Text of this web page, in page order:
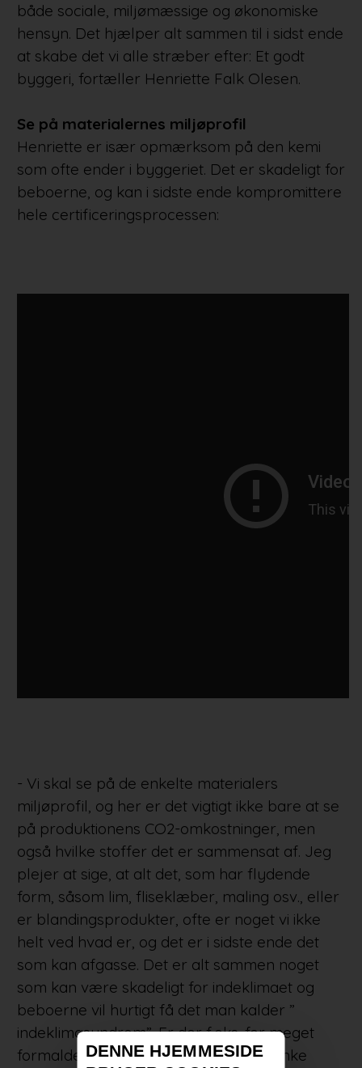
både sociale, miljømæssige og økonomiske
hensyn. Det hjælper alt sammen til i sidst ende
at skabe det vi alle stræber efter: Et godt
byggeri, fortæller Henriette Falk Olesen.
Se på materialernes miljøprofil
Henriette er især opmærksom på den kemi
som ofte ender i byggeriet. Det er skadeligt for
beboerne, og kan i sidste ende kompromittere
hele certificeringsprocessen:
- Vi skal se på de enkelte materialers
miljøprofil, og her er det vigtigt ikke bare at se
på produktionens CO2-omkostninger, men
også hvilke stoffer det er sammensat af. Jeg
plejer at sige, at alt det, som har flydende
form, såsom lim, fliseklæber, maling osv., eller
er blandingsprodukter, ofte er noget vi ikke
helt ved hvad er, og det er i sidste ende det
som kan afgasse. Det er alt sammen noget
som kan være skadeligt for indeklimaet og
beboerne vil hurtigt få det man kalder ”
indeklimasyndrom”. Er der f.eks. for meget
formaldehyd i luften, kan man også vinke
DENNE HJEMMESIDE